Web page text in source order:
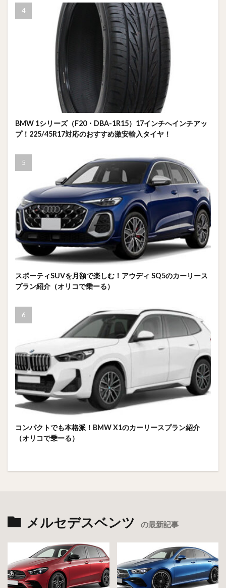
BMW 1シリーズ（F20・DBA-1R15）17インチへインチアッ
プ！225/45R17対応のおすすめ激安輸入タイヤ！
スポーティSUVを月額で楽しむ！アウディ SQ5のカーリース
プラン紹介（オリコで乗ーる）
コンパクトでも本格派！BMW X1のカーリースプラン紹介
（オリコで乗ーる）
メルセデスベンツ の最新記事